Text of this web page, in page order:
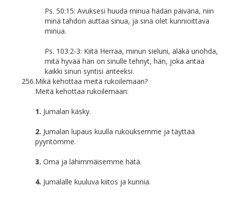
Ps. 50:15: Avuksesi huuda minua hädän päivänä, niin
minä tahdon auttaa sinua, ja sinä olet kunnioittava
minua.
Ps. 103:2-3: Kiitä Herraa, minun sieluni, äläkä unohda,
mitä hyvää hän on sinulle tehnyt, hän, joka antaa
kaikki sinun syntisi anteeksi.
256.Mikä kehottaa meitä rukoilemaan?
Meitä kehottaa rukoilemaan:
1. Jumalan käsky.
2. Jumalan lupaus kuulla rukouksemme ja täyttää
pyyntömme.
3. Oma ja lähimmäisemme hätä.
4. Jumalalle kuuluva kiitos ja kunnia.